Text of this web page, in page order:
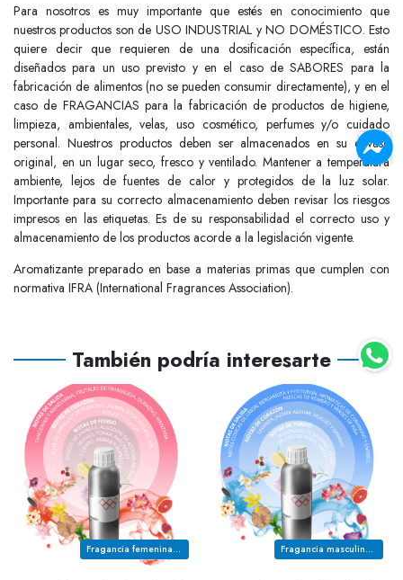
Para nosotros es muy importante que estés en conocimiento que
nuestros productos son de USO INDUSTRIAL y NO DOMÉSTICO. Esto
quiere decir que requieren de una dosificación específica, están
diseñados para un uso previsto y en el caso de SABORES para la
fabricación de alimentos (no se pueden consumir directamente), y en el
caso de FRAGANCIAS para la fabricación de productos de higiene,
limpieza, ambientales, velas, uso cosmético, perfumes y/o cuidado
personal. Nuestros productos deben ser almacenados en su envase
original, en un lugar seco, fresco y ventilado. Mantener a temperatura
ambiente, lejos de fuentes de calor y protegidos de la luz solar.
Importante para su correcto almacenamiento deben revisar los riesgos
impresos en las etiquetas. Es de su responsabilidad el correcto uso y
almacenamiento de los productos acorde a la legislación vigente.
Aromatizante preparado en base a materias primas que cumplen con
normativa IFRA (International Fragrances Association).
También podría interesarte
Fragancia femenina de la familia olfativa ORIENTAL DULCE Fragancia masculina de la familia olfativa AROMATICA FOUGERE